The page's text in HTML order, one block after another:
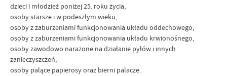
dzieci i młodzież poniżej 25. roku życia,
osoby starsze i w podeszłym wieku,
osoby z zaburzeniami funkcjonowania układu oddechowego,
osoby z zaburzeniami funkcjonowania układu krwionośnego,
osoby zawodowo narażone na działanie pyłów i innych
zanieczyszczeń,
osoby palące papierosy oraz bierni palacze.